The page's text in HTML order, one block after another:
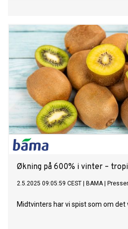
Økning på 600% i vinter –
2.5.2025 09:05:59 CEST BAMA|
Midtvinters har vi spist som om det